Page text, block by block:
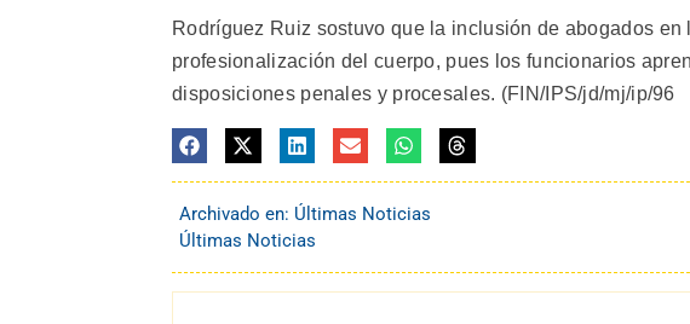
Rodríguez Ruiz sostuvo que la inclusión de abogados
profesionalización del cuerpo, pues los funcionarios
disposiciones penales y procesales. (FIN/IPS/jd/mj/ip/96
Archivado en: Últimas Noticias
Últimas Noticias